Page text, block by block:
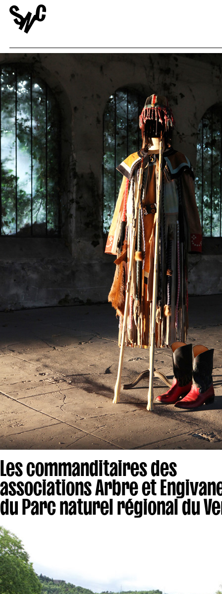
Les commanditaires des
associations Arbre et
du Parc naturel régional du